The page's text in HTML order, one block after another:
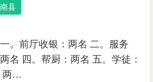
县
。前厅收银：两名 二。服务
名 四。帮厨：两名 五。学徒：
两…